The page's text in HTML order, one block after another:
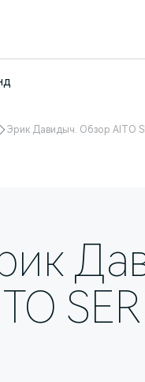
Эрик Давидыч. Обзор AITO